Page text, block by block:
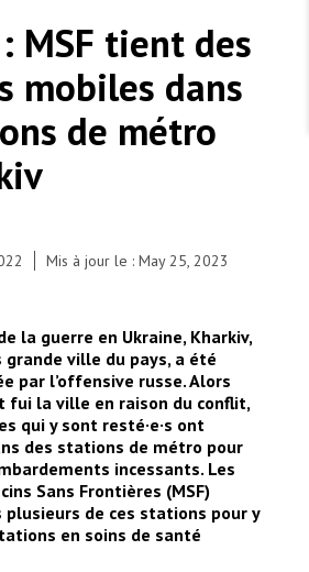
leur obligation de protéger les
et les services de santé en temps
: conséquences et intervention
MSF
Logisticien ou logisticienne
Kelly and Kirill, Ukrainian
Kharkiv, Ukraine, on April 11,
near the metro station
with her son, husband,
on the first day of the
and we were terrified," she
in the market, I saw the
the fire that started. I was
extent, all of this makes me
for my child. That
very worried about Kharkiv,
MSF tient des
mobiles dans
de métro
Mis à jour le : May 25, 2023
la guerre en Ukraine, Kharkiv,
ville du pays, a été
par l’offensive russe. Alors
fui la ville en raison du conflit,
qui y sont resté·e·s ont
des stations de métro pour
incessants. Les
Sans Frontières (MSF)
plusieurs de ces stations pour y
en soins de santé